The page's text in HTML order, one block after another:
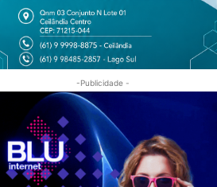
-Publicidade -